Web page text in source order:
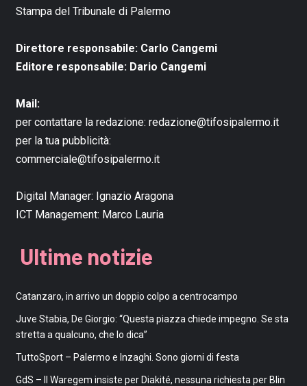
Stampa del Tribunale di Palermo
Direttore responsabile: Carlo Cangemi
Editore responsabile: Dario Cangemi
Mail:
per contattare la redazione: redazione@tifosipalermo.it
per la tua pubblicità:
commerciale@tifosipalermo.it
Digital Manager: Ignazio Aragona
ICT Management: Marco Lauria
Ultime notizie
Catanzaro, in arrivo un doppio colpo a centrocampo
Juve Stabia, De Giorgio: “Questa piazza chiede impegno. Se sta
stretta a qualcuno, che lo dica”
TuttoSport – Palermo e Inzaghi. Sono giorni di festa
GdS – Il Waregem insiste per Diakité, nessuna richiesta per Blin